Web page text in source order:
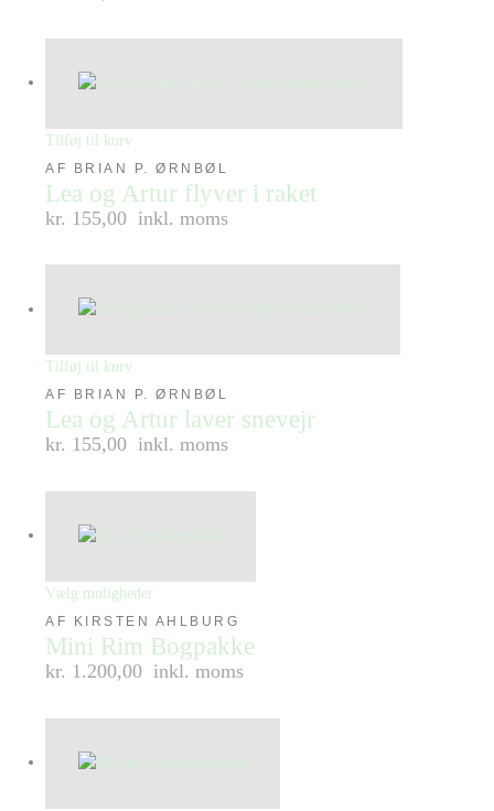
Tilføj til kurv
AF BRIAN P. ØRNBØL
Lea og Artur flyver i raket
kr. 155,00 inkl. moms
Tilføj til kurv
AF BRIAN P. ØRNBØL
Lea og Artur laver snevejr
kr. 155,00 inkl. moms
Vælg muligheder
AF KIRSTEN AHLBURG
Mini Rim Bogpakke
kr. 1.200,00 inkl. moms